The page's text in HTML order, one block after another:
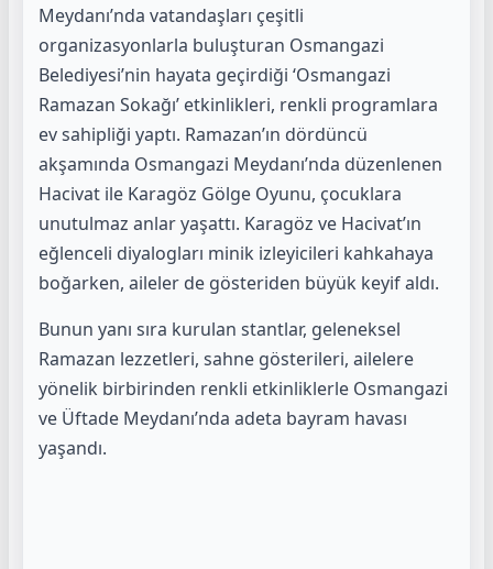
Meydanı’nda vatandaşları çeşitli
organizasyonlarla buluşturan Osmangazi
Belediyesi’nin hayata geçirdiği ‘Osmangazi
Ramazan Sokağı’ etkinlikleri, renkli programlara
ev sahipliği yaptı. Ramazan’ın dördüncü
akşamında Osmangazi Meydanı’nda düzenlenen
Hacivat ile Karagöz Gölge Oyunu, çocuklara
unutulmaz anlar yaşattı. Karagöz ve Hacivat’ın
eğlenceli diyalogları minik izleyicileri kahkahaya
boğarken, aileler de gösteriden büyük keyif aldı.
Bunun yanı sıra kurulan stantlar, geleneksel
Ramazan lezzetleri, sahne gösterileri, ailelere
yönelik birbirinden renkli etkinliklerle Osmangazi
ve Üftade Meydanı’nda adeta bayram havası
yaşandı.